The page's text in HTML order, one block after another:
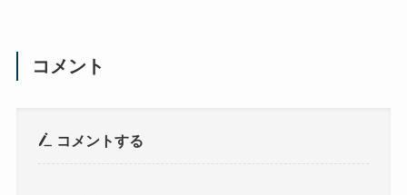
コメント
コメントする